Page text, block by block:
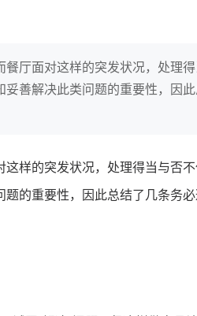
厅面对这样的突发状况，处理
善解决此类问题的重要性，因
样的突发状况，处理得当与否
的重要性，因此总结了几条务
这家女装连锁如何借有赞破局新
零售？